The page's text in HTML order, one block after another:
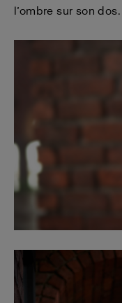
l’ombre sur son dos.